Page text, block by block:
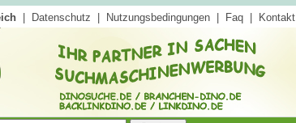
Datenschutz Nutzungsbedingungen Faq Kontakt